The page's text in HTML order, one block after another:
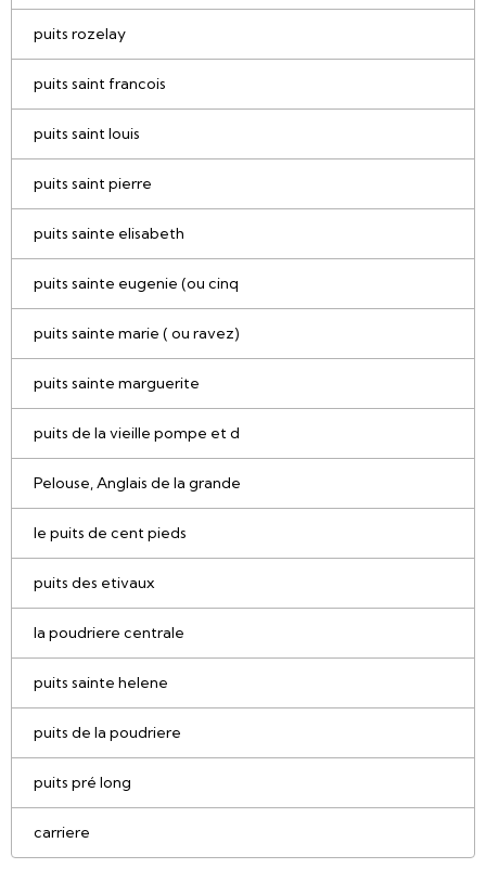
puits rozelay
puits saint francois
puits saint louis
puits saint pierre
puits sainte elisabeth
puits sainte eugenie (ou cinq
puits sainte marie ( ou ravez)
puits sainte marguerite
puits de la vieille pompe et d
Pelouse, Anglais de la grande
le puits de cent pieds
puits des etivaux
la poudriere centrale
puits sainte helene
puits de la poudriere
puits pré long
carriere